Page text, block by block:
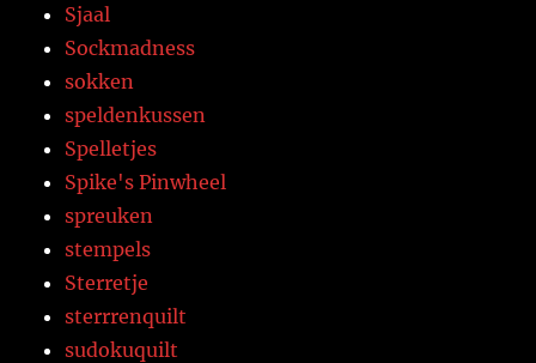
Sjaal
Sockmadness
sokken
speldenkussen
Spelletjes
Spike's Pinwheel
spreuken
stempels
Sterretje
sterrrenquilt
sudokuquilt